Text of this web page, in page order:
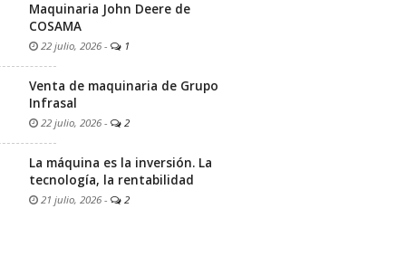
Maquinaria John Deere de
COSAMA
22 julio, 2026 - 1
Venta de maquinaria de Grupo
Infrasal
22 julio, 2026 - 2
La máquina es la inversión. La
tecnología, la rentabilidad
21 julio, 2026 - 2